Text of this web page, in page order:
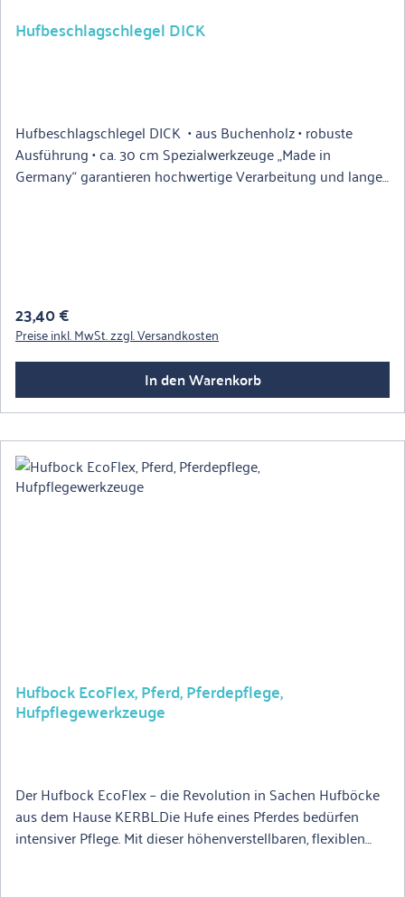
Hufbeschlagschlegel DICK
Hufbeschlagschlegel DICK • aus Buchenholz • robuste
Ausführung • ca. 30 cm Spezialwerkzeuge „Made in
Germany“ garantieren hochwertige Verarbeitung und lange
Regulärer Preis:
23,40 €
Preise inkl. MwSt. zzgl. Versandkosten
In den Warenkorb
Hufbock EcoFlex, Pferd, Pferdepflege,
Hufpflegewerkzeuge
Der Hufbock EcoFlex – die Revolution in Sachen Hufböcke
aus dem Hause KERBL.Die Hufe eines Pferdes bedürfen
intensiver Pflege. Mit dieser höhenverstellbaren, flexiblen